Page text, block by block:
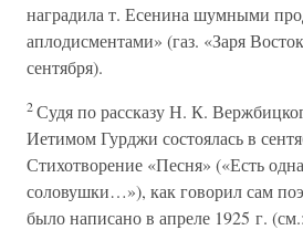
наградила т. Есенина шумными
аплодисментами» (газ. «Заря
сентября).
2Судя по рассказу Н. К.
Иетимом Гурджи состоялась в
Стихотворение «Песня» («Есть
соловушки…»), как говорил сам
было написано в апреле 1925 г.